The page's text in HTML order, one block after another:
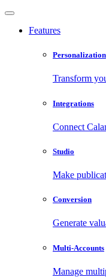
Features
Personalization
Transform
Integrations
Connect
Studio
Make
Conversion
Generate
Multi-Accounts
Manage